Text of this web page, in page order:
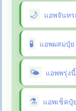
แอพจันทร
แอพผสมปุ๋ย
แอพพรุ่ง
แอพเช็คปุ๋